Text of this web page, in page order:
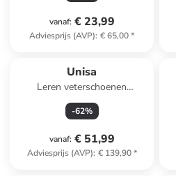
vanaf: € 23,99
Adviesprijs (AVP): € 65,00*
Unisa
Leren veterschoenen
lichtbruin
-62%
vanaf: € 51,99
Adviesprijs (AVP): € 139,90*